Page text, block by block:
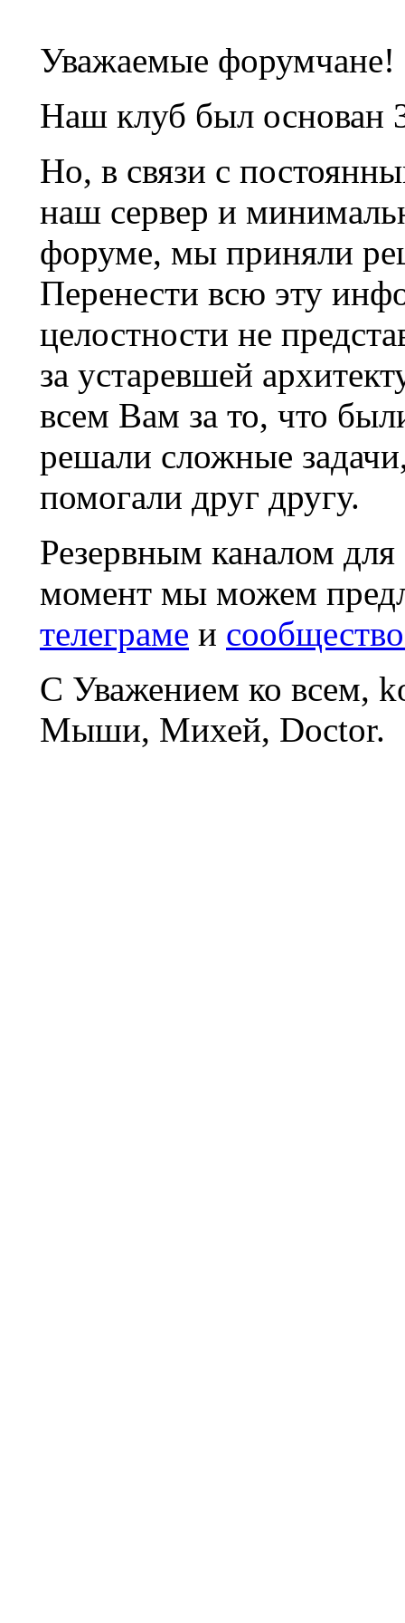
Уважаемые форумчане!
Наш клуб был основан
Но, в связи с
наш сервер и
форуме, мы приняли
Перенести всю эту
целостности не
за устаревшей
всем Вам за то, что
решали сложные
помогали друг другу.
Резервным каналом
момент мы можем
телеграме и
С Уважением ко всем,
Мыши, Михей, Doctor.